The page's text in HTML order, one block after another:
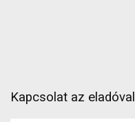
Kapcsolat az eladóval